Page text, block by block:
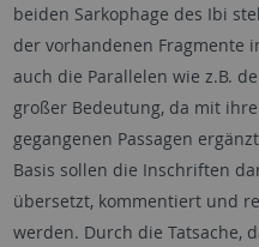
beiden Sarkophage des Ibi
der vorhandenen Fragmente
auch die Parallelen wie z.B.
großer Bedeutung, da mit
gegangenen Passagen
Basis sollen die Inschriften
übersetzt, kommentiert und
werden. Durch die Tatsache,